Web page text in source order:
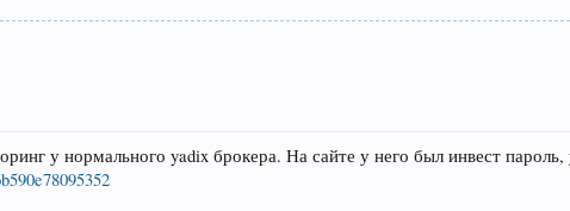
у нормального yadix брокера. На сайте у него был инвест пароль,